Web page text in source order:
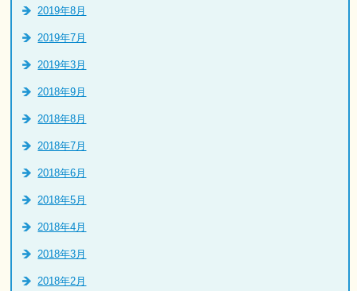
2019年8月
2019年7月
2019年3月
2018年9月
2018年8月
2018年7月
2018年6月
2018年5月
2018年4月
2018年3月
2018年2月